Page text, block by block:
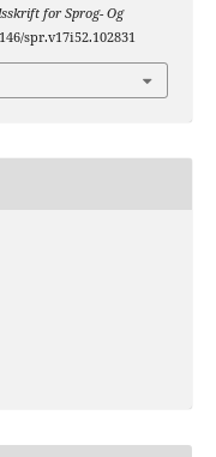
for Sprog- Og
spr.v17i52.102831